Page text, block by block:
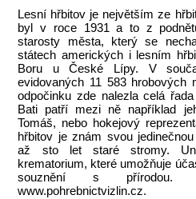
Lesní hřbitov je největším ze
byl v roce 1931 a to z
starosty města, který se
státech amerických i lesním
Boru u České Lípy. V
evidovaných 11 583
odpočinku zde nalezla celá
Bati patří mezi ně například
Tomáš, nebo hokejový
hřbitov je znám svou
až sto let staré stromy.
krematorium, které umožňuje
souznění s přírodou.
www.pohrebnictvizlin.cz.